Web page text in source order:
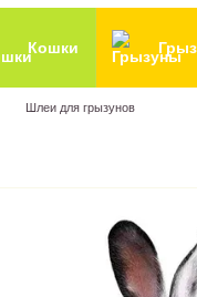
Кошки
Шлеи для грызунов